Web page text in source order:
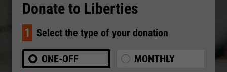
Donate to Liberties
1 Select the type of your donation
ONE-OFF MONTHLY